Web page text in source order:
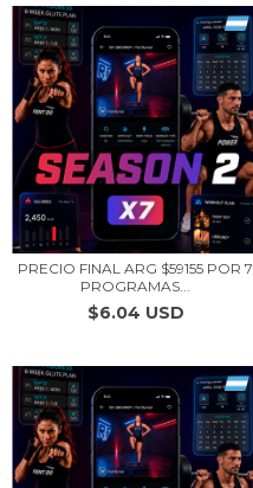
PRECIO FINAL ARG $59155 POR 7
PROGRAMAS...
$6.04 USD